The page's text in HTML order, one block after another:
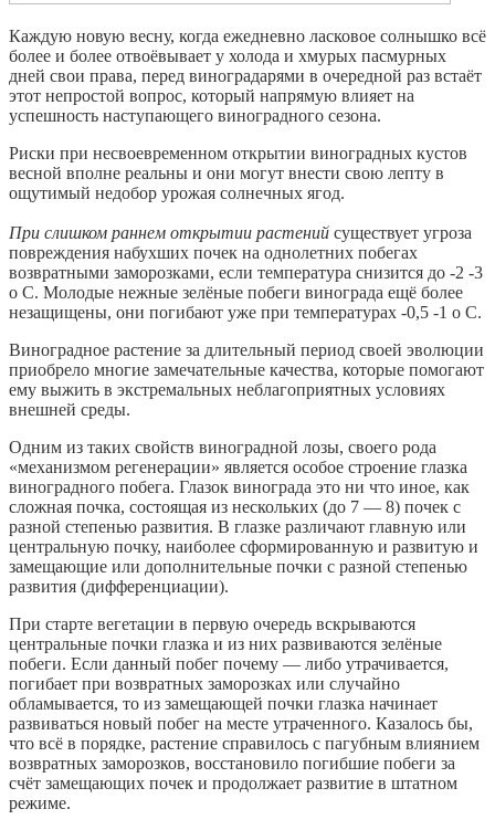
Каждую новую весну, когда ежедневно ласковое солнышко всё
более и более отвоёвывает у холода и хмурых пасмурных
дней свои права, перед виноградарями в очередной раз встаёт
этот непростой вопрос, который напрямую влияет на
успешность наступающего виноградного сезона.
Риски при несвоевременном открытии виноградных кустов
весной вполне реальны и они могут внести свою лепту в
ощутимый недобор урожая солнечных ягод.
При слишком раннем открытии растений существует угроза
повреждения набухших почек на однолетних побегах
возвратными заморозками, если температура снизится до -2 -3
о С. Молодые нежные зелёные побеги винограда ещё более
незащищены, они погибают уже при температурах -0,5 -1 о С.
Виноградное растение за длительный период своей эволюции
приобрело многие замечательные качества, которые помогают
ему выжить в экстремальных неблагоприятных условиях
внешней среды.
Одним из таких свойств виноградной лозы, своего рода
«механизмом регенерации» является особое строение глазка
виноградного побега. Глазок винограда это ни что иное, как
сложная почка, состоящая из нескольких (до 7 — 8) почек с
разной степенью развития. В глазке различают главную или
центральную почку, наиболее сформированную и развитую и
замещающие или дополнительные почки с разной степенью
развития (дифференциации).
При старте вегетации в первую очередь вскрываются
центральные почки глазка и из них развиваются зелёные
побеги. Если данный побег почему — либо утрачивается,
погибает при возвратных заморозках или случайно
обламывается, то из замещающей почки глазка начинает
развиваться новый побег на месте утраченного. Казалось бы,
что всё в порядке, растение справилось с пагубным влиянием
возвратных заморозков, восстановило погибшие побеги за
счёт замещающих почек и продолжает развитие в штатном
режиме.